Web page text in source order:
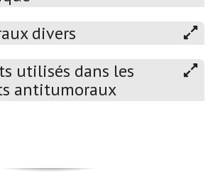
divers
utilisés dans les
antitumoraux